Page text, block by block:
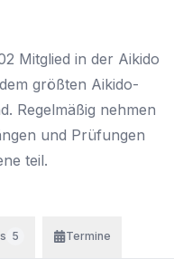
Mitglied in der Aikido
größten Aikido-
Regelmäßig nehmen
und Prüfungen
teil.
5 Termine